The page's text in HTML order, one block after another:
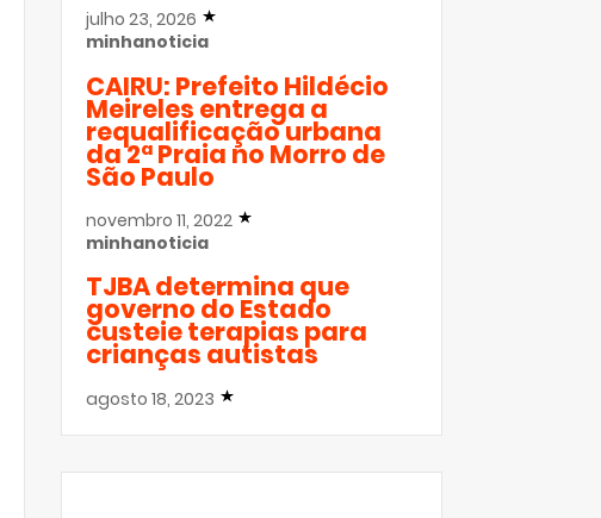
julho 23, 2026
minhanoticia
CAIRU: Prefeito Hildécio
Meireles entrega a
requalificação urbana
da 2ª Praia no Morro de
São Paulo
novembro 11, 2022
minhanoticia
TJBA determina que
governo do Estado
custeie terapias para
crianças autistas
agosto 18, 2023